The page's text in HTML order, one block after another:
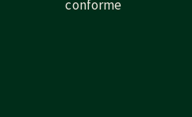
conforme